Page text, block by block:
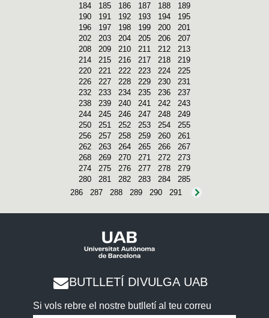
184
185 186 187 188
189
190
191 192 193 194
195
196
197 198 199 200
201
202
203 204 205 206
207
208
209 210 211 212
213
214
215 216 217 218
219
220
221 222 223 224
225
226
227 228 229 230
231
232
233 234 235 236
237
238
239 240 241 242
243
244
245 246 247 248
249
250
251 252 253 254
255
256
257 258 259 260
261
262
263 264 265 266
267
268
269 270 271 272
273
274
275 276 277 278
279
280
281 282 283 284
285
286
287 288 289 290 291
BUTLLETÍ DIVULGA UAB
Si vols rebre el nostre butlletí al teu correu